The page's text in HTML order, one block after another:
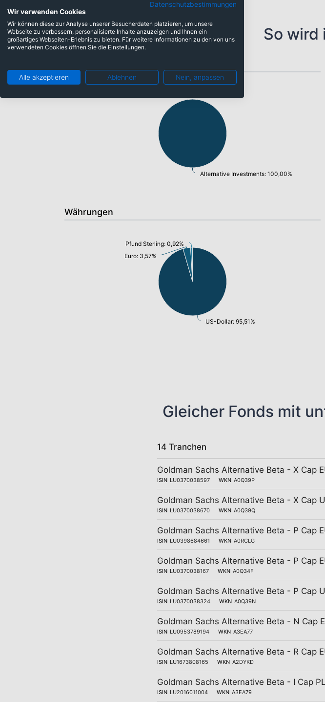
So wird
Alternative Investments: 100,00%
Währungen
US-Dollar: 95,51%
Euro: 3,57%
Pfund Sterling: 0,92%
Gleicher Fonds mit
14 Tranchen
Goldman Sachs Alternative Beta - X Cap
ISIN LU0370038597 WKN A0Q39P
Goldman Sachs Alternative Beta - X Cap
ISIN LU0370038670 WKN A0Q39Q
Goldman Sachs Alternative Beta - P Cap
ISIN LU0398684661 WKN A0RCLG
Goldman Sachs Alternative Beta - P Cap
ISIN LU0370038167 WKN A0Q34F
Goldman Sachs Alternative Beta - P Cap
ISIN LU0370038324 WKN A0Q39N
Goldman Sachs Alternative Beta - N Cap
ISIN LU0953789194 WKN A3EA77
Goldman Sachs Alternative Beta - R Cap
ISIN LU1673808165 WKN A2DYKD
Goldman Sachs Alternative Beta - I Cap
ISIN LU2016011004 WKN A3EA79
Datenschutzbestimmungen
Wir verwenden Cookies
Wir können diese zur Analyse unserer Besucherdaten platzieren, um unsere
Webseite zu verbessern, personalisierte Inhalte anzuzeigen und Ihnen ein
großartiges Webseiten-Erlebnis zu bieten. Für weitere Informationen zu den von uns
verwendeten Cookies öffnen Sie die Einstellungen.
Alle akzeptieren Ablehnen Nein, anpassen